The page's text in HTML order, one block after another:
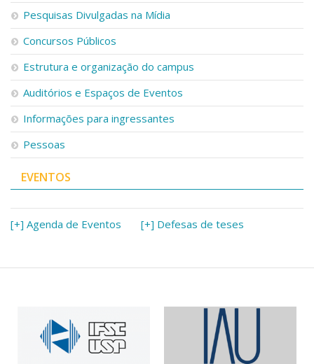
Projetos, Programas e Cursos
Artes, Cultura e Esportes
Museus e Espaços Interativos
Serviços
Bibliotecas
Apoio ao Estudante
Segurança, Trânsito e Prevenção
RH, Administrativo e Financeiro
Outros serviços
Comunicação
Assessorias e Mídias
Aplicativos e Sites
Jornal da USP
Agenda de Eventos
Pesquisas Divulgadas na Mídia
Concursos Públicos
Estrutura e organização do campus
Auditórios e Espaços de Eventos
Informações para ingressantes
Pessoas
EVENTOS
[+] Agenda de Eventos [+] Defesas de teses